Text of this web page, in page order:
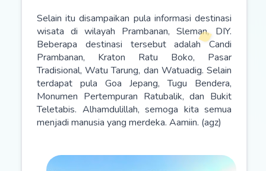
Selain itu disampaikan pula informasi destinasi
wisata di wilayah Prambanan, Sleman, DIY.
Beberapa destinasi tersebut adalah Candi
Prambanan, Kraton Ratu Boko, Pasar
Tradisional, Watu Tarung, dan Watuadig. Selain
terdapat pula Goa Jepang, Tugu Bendera,
Monumen Pertempuran Ratubalik, dan Bukit
Teletabis. Alhamdulillah, semoga kita semua
menjadi manusia yang merdeka. Aamiin. (agz)